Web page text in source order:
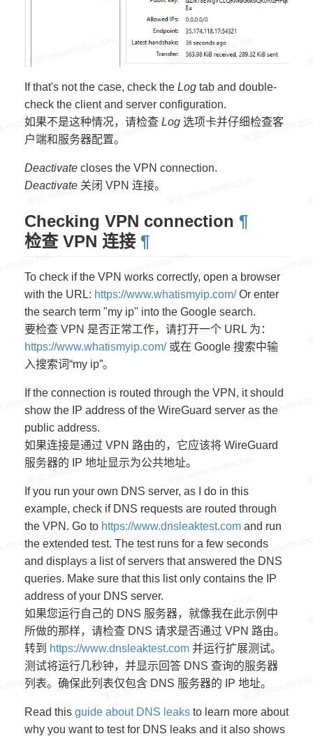
If that's not the case, check the Log tab and double-
check the client and server configuration.
如果不是这种情况，请检查 Log 选项卡并仔细检查客
户端和服务器配置。
Deactivate closes the VPN connection.
Deactivate 关闭 VPN 连接。
Checking VPN connection ¶
检查 VPN 连接 ¶
To check if the VPN works correctly, open a browser
with the URL: https://www.whatismyip.com/Or enter
the search term "my ip" into the Google search.
要检查 VPN 是否正常工作，请打开一个 URL 为：
https://www.whatismyip.com/或在 Google 搜索中输
入搜索词“my ip”。
If the connection is routed through the VPN, it should
show the IP address of the WireGuard server as the
public address.
如果连接是通过 VPN 路由的，它应该将 WireGuard
服务器的 IP 地址显示为公共地址。
If you run your own DNS server, as I do in this
example, check if DNS requests are routed through
the VPN. Go to https://www.dnsleaktest.com and run
the extended test. The test runs for a few seconds
and displays a list of servers that answered the DNS
queries. Make sure that this list only contains the IP
address of your DNS server.
如果您运行自己的 DNS 服务器，就像我在此示例中
所做的那样，请检查 DNS 请求是否通过 VPN 路由。
转到 https://www.dnsleaktest.com 并运行扩展测试。
测试将运行几秒钟，并显示回答 DNS 查询的服务器
列表。确保此列表仅包含 DNS 服务器的 IP 地址。
Read this guide about DNS leaks to learn more about
why you want to test for DNS leaks and it also shows